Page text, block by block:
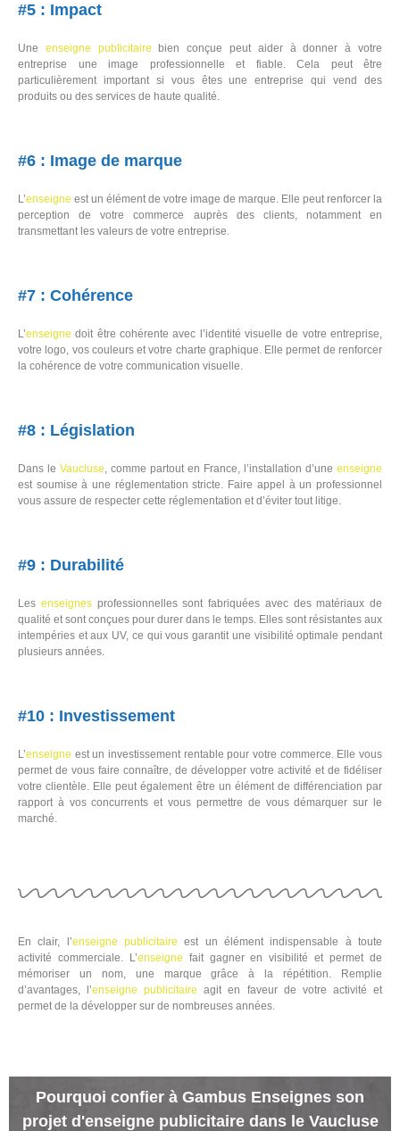
#5 : Impact
Une enseigne publicitaire bien conçue peut aider à donner à votre
entreprise une image professionnelle et fiable. Cela peut être
particulièrement important si vous êtes une entreprise qui vend des
produits ou des services de haute qualité.
#6 : Image de marque
L’enseigne est un élément de votre image de marque. Elle peut renforcer la
perception de votre commerce auprès des clients, notamment en
transmettant les valeurs de votre entreprise.
#7 : Cohérence
L’enseigne doit être cohérente avec l’identité visuelle de votre entreprise,
votre logo, vos couleurs et votre charte graphique. Elle permet de renforcer
la cohérence de votre communication visuelle.
#8 : Législation
Dans le Vaucluse, comme partout en France, l’installation d’une enseigne
est soumise à une réglementation stricte. Faire appel à un professionnel
vous assure de respecter cette réglementation et d’éviter tout litige.
#9 : Durabilité
Les enseignesprofessionnelles sont fabriquées avec des matériaux de
qualité et sont conçues pour durer dans le temps. Elles sont résistantes aux
intempéries et aux UV, ce qui vous garantit une visibilité optimale pendant
plusieurs années.
#10 : Investissement
L’enseigne est un investissement rentable pour votre commerce. Elle vous
permet de vous faire connaître, de développer votre activité et de fidéliser
votre clientèle. Elle peut également être un élément de différenciation par
rapport à vos concurrents et vous permettre de vous démarquer sur le
marché.
En clair, l’enseigne publicitaire est un élément indispensable à toute
activité commerciale. L’enseigne fait gagner en visibilité et permet de
mémoriser un nom, une marque grâce à la répétition. Remplie
d’avantages, l’enseigne publicitaire agit en faveur de votre activité et
permet de la développer sur de nombreuses années.
Pourquoi confier à Gambus Enseignes son
projet d'enseigne publicitaire dans le Vaucluse